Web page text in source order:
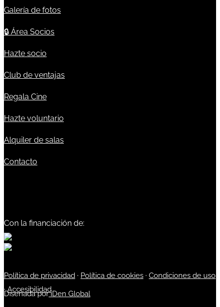
Galería de fotos
🔒 Área Socios
Hazte socio
Club de ventajas
Regala Cine
Hazte voluntario
Alquiler de salas
Contacto
Con la financiación de:
Política de privacidad · Política de cookies · Condiciones de uso
·Accesibilidad
Diseñada poriDen Global